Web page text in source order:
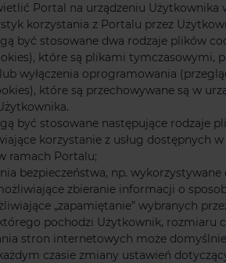
Portal na urządzeniu
korzystania z Portalu przez
być stosowane dwa rodzaje plików
które są plikami
wyłączenia oprogramowania
które są przechowywane są w
być stosowane następujące rodzaje
korzystanie z usług
ramach Portalu;
bezpieczeństwa, np.
zbieranie informacji o
„zapamiętanie” wybranych
pochodzi Użytkownik, rozmiaru
stron internetowych może
czasie zmiany ustawień